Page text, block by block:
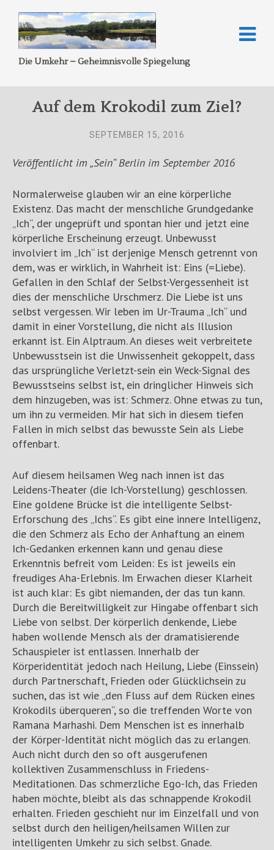
Die Umkehr – Geheimnisvolle Spiegelung
Auf dem Krokodil zum Ziel?
SEPTEMBER 15, 2016
Veröffentlicht im „Sein“ Berlin im September 2016
Normalerweise glauben wir an eine körperliche
Existenz. Das macht der menschliche Grundgedanke
„Ich“, der ungeprüft und spontan hier und jetzt eine
körperliche Erscheinung erzeugt. Unbewusst
involviert im „Ich“ ist derjenige Mensch getrennt von
dem, was er wirklich, in Wahrheit ist: Eins (=Liebe).
Gefallen in den Schlaf der Selbst-Vergessenheit ist
dies der menschliche Urschmerz. Die Liebe ist uns
selbst vergessen. Wir leben im Ur-Trauma „Ich“ und
damit in einer Vorstellung, die nicht als Illusion
erkannt ist. Ein Alptraum. An dieses weit verbreitete
Unbewusstsein ist die Unwissenheit gekoppelt, dass
das ursprüngliche Verletzt-sein ein Weck-Signal des
Bewusstseins selbst ist, ein dringlicher Hinweis sich
dem hinzugeben, was ist: Schmerz. Ohne etwas zu tun,
um ihn zu vermeiden. Mir hat sich in diesem tiefen
Fallen in mich selbst das bewusste Sein als Liebe
offenbart.
Auf diesem heilsamen Weg nach innen ist das
Leidens-Theater (die Ich-Vorstellung) geschlossen.
Eine goldene Brücke ist die intelligente Selbst-
Erforschung des „Ichs“. Es gibt eine innere Intelligenz,
die den Schmerz als Echo der Anhaftung an einem
Ich-Gedanken erkennen kann und genau diese
Erkenntnis befreit vom Leiden: Es ist jeweils ein
freudiges Aha-Erlebnis. Im Erwachen dieser Klarheit
ist auch klar: Es gibt niemanden, der das tun kann.
Durch die Bereitwilligkeit zur Hingabe offenbart sich
Liebe von selbst. Der körperlich denkende, Liebe
haben wollende Mensch als der dramatisierende
Schauspieler ist entlassen. Innerhalb der
Körperidentität jedoch nach Heilung, Liebe (Einssein)
durch Partnerschaft, Frieden oder Glücklichsein zu
suchen, das ist wie „den Fluss auf dem Rücken eines
Krokodils überqueren“, so die treffenden Worte von
Ramana Marhashi. Dem Menschen ist es innerhalb
der Körper-Identität nicht möglich das zu erlangen.
Auch nicht durch den so oft ausgerufenen
kollektiven Zusammenschluss in Friedens-
Meditationen. Das schmerzliche Ego-Ich, das Frieden
haben möchte, bleibt als das schnappende Krokodil
erhalten. Frieden geschieht nur im Einzelfall und von
selbst durch den heiligen/heilsamen Willen zur
intelligenten Umkehr zu sich selbst. Gnade.